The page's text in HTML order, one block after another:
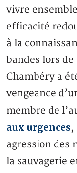
vivre
efficacité
à la
bandes lors
Chambéry a
vengeance
membre de
aux urgences,
agression des
la sauvagerie